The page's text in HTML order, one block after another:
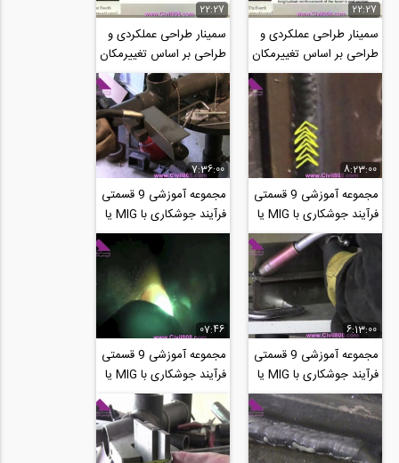
22:27
سمینار طراحی عملکردی و
طراحی بر اساس تغییرمکان
برگذار شده در سال 2014
برای...
22:27
سمینار طراحی عملکردی و
طراحی بر اساس تغییرمکان
برگذار شده در سال 2014
برای...
8:23:00
مجموعه آموزشی 9 قسمتی
فرآیند جوشکاری با MIG یا
گاز محافظ بخش پنجم،
تمرین جوش از...
7:36:00
مجموعه آموزشی 9 قسمتی
فرآیند جوشکاری با MIG یا
گاز محافظ بخش دوم،
6:13:00
مجموعه آموزشی 9 قسمتی
فرآیند جوشکاری با MIG یا
گاز محافظ بخش ششم،
جوشکاری قطعه...
07:46
مجموعه آموزشی 9 قسمتی
فرآیند جوشکاری با MIG یا
گاز محافظ بخش هفتم،
جوشکاری...